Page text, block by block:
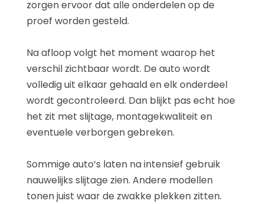
zorgen ervoor dat alle onderdelen op de
proef worden gesteld.
Na afloop volgt het moment waarop het
verschil zichtbaar wordt. De auto wordt
volledig uit elkaar gehaald en elk onderdeel
wordt gecontroleerd. Dan blijkt pas echt hoe
het zit met slijtage, montagekwaliteit en
eventuele verborgen gebreken.
Sommige auto’s laten na intensief gebruik
nauwelijks slijtage zien. Andere modellen
tonen juist waar de zwakke plekken zitten.